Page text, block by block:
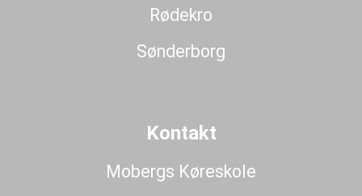
Rødekro
Sønderborg
Kontakt
Mobergs Køreskole